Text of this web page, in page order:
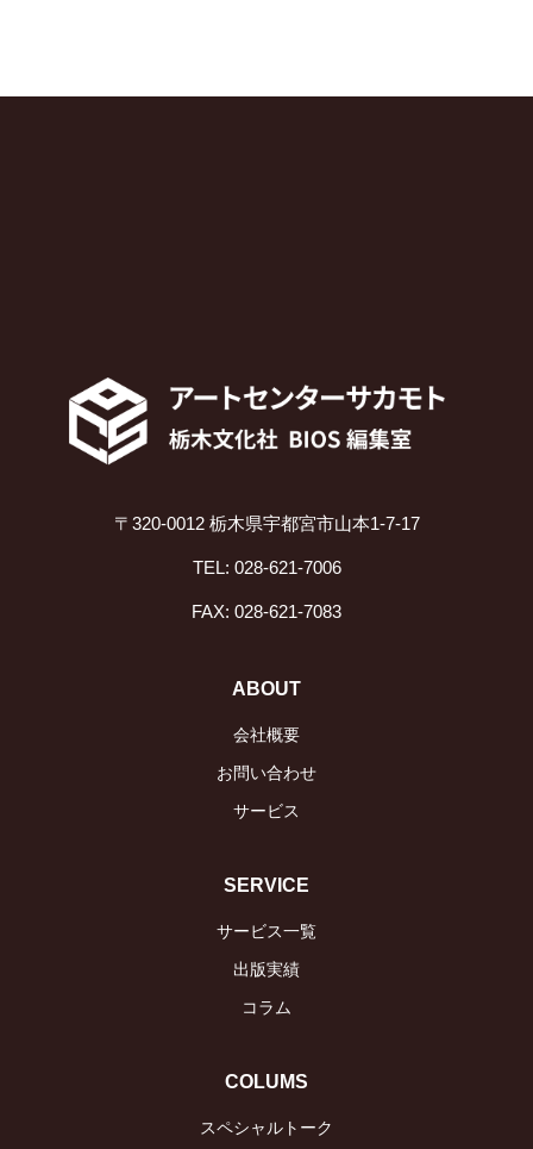
〒320-0012 栃木県宇都宮市山本1-7-17
TEL: 028-621-7006
FAX: 028-621-7083
ABOUT
会社概要
お問い合わせ
サービス
SERVICE
サービス一覧
出版実績
コラム
COLUMS
スペシャルトーク